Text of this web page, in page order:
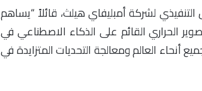
لشركة أمبليفاي هيلث، قائلاً “يساهم
الحراري القائم على الذكاء الاصطناعي في
العالم ومعالجة التحديات المتزايدة في